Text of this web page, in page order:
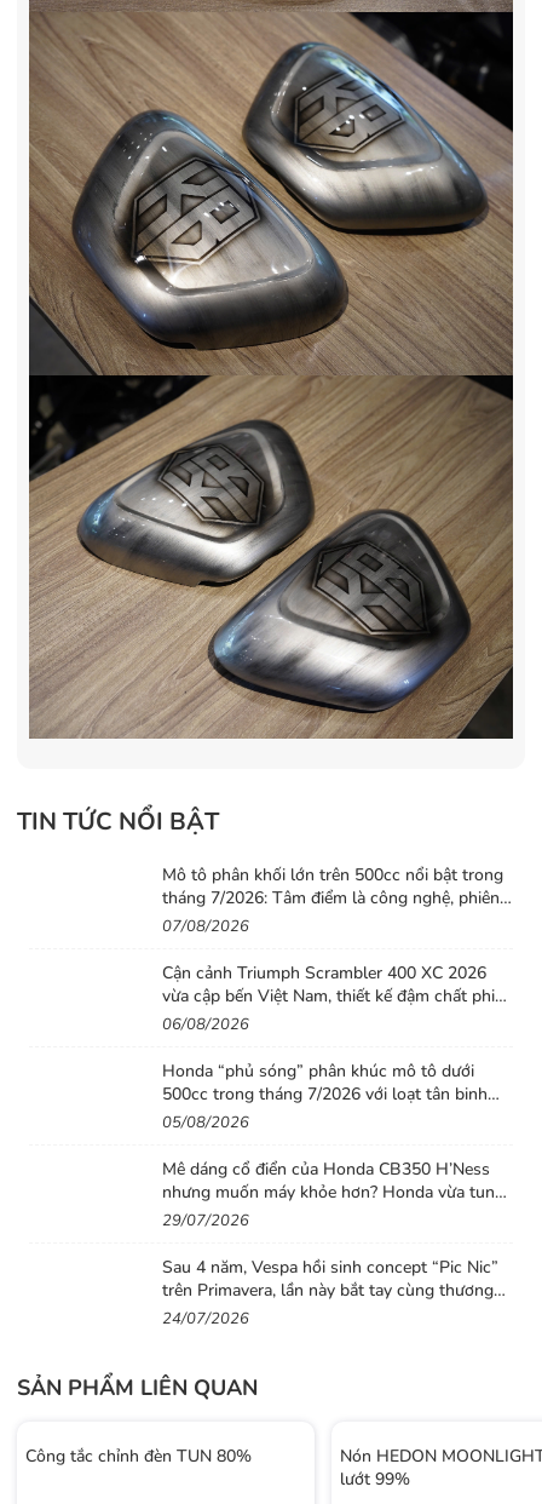
TIN TỨC NỔI BẬT
Mô tô phân khối lớn trên 500cc nổi bật trong
tháng 7/2026: Tâm điểm là công nghệ, phiên
bản giới hạn và những cấu hình “đỉnh”
07/08/2026
Cận cảnh Triumph Scrambler 400 XC 2026
vừa cập bến Việt Nam, thiết kế đậm chất phiêu
lưu cùng mức giá dễ tiếp cận
06/08/2026
Honda “phủ sóng” phân khúc mô tô dưới
500cc trong tháng 7/2026 với loạt tân binh
đáng chú ý
05/08/2026
Mê dáng cổ điển của Honda CB350 H’Ness
nhưng muốn máy khỏe hơn? Honda vừa tung
ra lời giải với CB500 mới
29/07/2026
Sau 4 năm, Vespa hồi sinh concept “Pic Nic”
trên Primavera, lần này bắt tay cùng thương
hiệu thời trang Gigi
24/07/2026
SẢN PHẨM LIÊN QUAN
Công tắc chỉnh đèn TUN 80%
Nón HEDON
lướt 99%